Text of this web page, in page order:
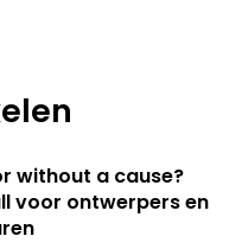
without a cause?
voor ontwerpers en